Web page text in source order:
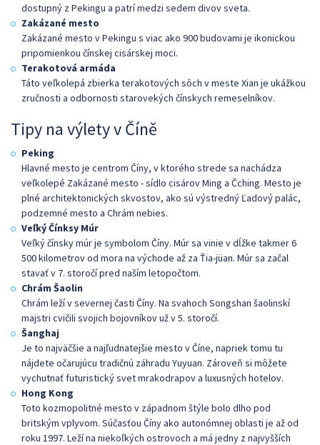
dostupný z Pekingu a patrí medzi sedem divov sveta.
Zakázané mesto
Zakázané mesto v Pekingu s viac ako 900 budovami je ikonickou
pripomienkou čínskej cisárskej moci.
Terakotová armáda
Táto veľkolepá zbierka terakotových sôch v meste Xian je ukážkou
zručnosti a odbornosti starovekých čínskych remeselníkov.
Tipy na výlety v Číně
Peking
Hlavné mesto je centrom Číny, v ktorého strede sa nachádza
veľkolepé Zakázané mesto - sídlo cisárov Ming a Čching. Mesto je
plné architektonických skvostov, ako sú výstredný Ľadový palác,
podzemné mesto a Chrám nebies.
Veľký Čínksy Múr
Veľký čínsky múr je symbolom Číny. Múr sa vinie v dĺžke takmer 6
500 kilometrov od mora na východe až za Ťia-jüan. Múr sa začal
stavať v 7. storočí pred naším letopočtom.
Chrám Šaolin
Chrám leží v severnej časti Číny. Na svahoch Songshan šaolinskí
majstri cvičili svojich bojovníkov už v 5. storočí.
Šanghaj
Je to najväčšie a najľudnatejšie mesto v Číne, napriek tomu tu
nájdete očarujúcu tradičnú záhradu Yuyuan. Zároveň si môžete
vychutnať futuristický svet mrakodrapov a luxusných hotelov.
Hong Kong
Toto kozmopolitné mesto v západnom štýle bolo dlho pod
britským vplyvom. Súčasťou Číny ako autonómnej oblasti je až od
roku 1997. Leží na niekoľkých ostrovoch a má jedny z najvyšších